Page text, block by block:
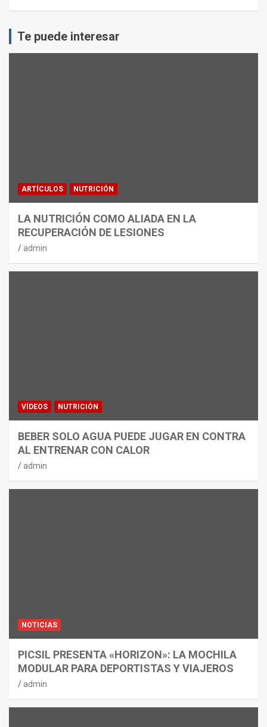
Te puede interesar
ARTÍCULOS NUTRICIÓN
LA NUTRICIÓN COMO ALIADA EN LA
RECUPERACIÓN DE LESIONES
admin
VÍDEOS NUTRICIÓN
BEBER SOLO AGUA PUEDE JUGAR EN CONTRA
AL ENTRENAR CON CALOR
admin
NOTICIAS
PICSIL PRESENTA «HORIZON»: LA MOCHILA
MODULAR PARA DEPORTISTAS Y VIAJEROS
admin